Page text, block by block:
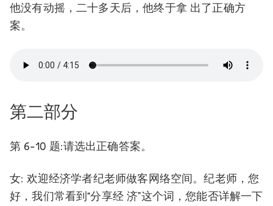
他没有动摇，二十多天后，他终于拿 出了正确方
案。
第二部分
第 6-10 题:请选出正确答案。
女: 欢迎经济学者纪老师做客网络空间。纪老师，您
好，我们常看到“分享经 济”这个词，您能否详解一下